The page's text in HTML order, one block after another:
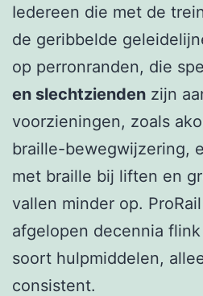
Iedereen die met de
de geribbelde
op perronranden, die
en slechtzienden zijn
voorzieningen, zoals
braille-bewegwijzering,
met braille bij liften en
vallen minder op.
afgelopen decennia
soort hulpmiddelen,
consistent.